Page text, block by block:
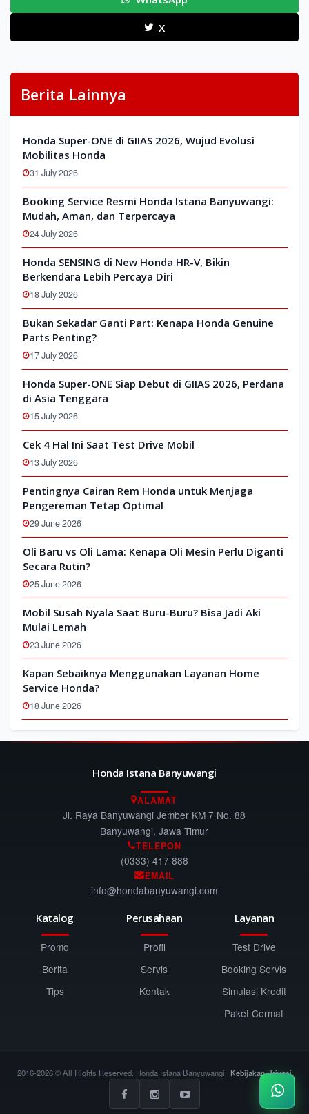
X
Berita Lainnya
Honda Super-ONE di GIIAS 2026, Wujud Evolusi
Mobilitas Honda
31 July 2026
Booking Service Resmi Honda Istana Banyuwangi:
Mudah, Aman, dan Terpercaya
24 July 2026
Honda SENSING di New Honda HR-V, Bikin
Berkendara Lebih Percaya Diri
18 July 2026
Bukan Sekadar Ganti Part: Kenapa Honda Genuine
Parts Penting?
17 July 2026
Honda Super-ONE Siap Debut di GIIAS 2026, Perdana
di Asia Tenggara
15 July 2026
Cek 4 Hal Ini Saat Test Drive Mobil
13 July 2026
Pentingnya Cairan Rem Honda untuk Menjaga
Pengereman Tetap Optimal
29 June 2026
Oli Baru vs Oli Lama: Kenapa Oli Mesin Perlu Diganti
Secara Rutin?
25 June 2026
Mobil Susah Nyala Saat Buru-Buru? Bisa Jadi Aki
Mulai Lemah
23 June 2026
Kapan Sebaiknya Menggunakan Layanan Home
Service Honda?
18 June 2026
Honda Istana Banyuwangi
ALAMAT
Jl. Raya Banyuwangi Jember KM 7 No. 88
Banyuwangi, Jawa Timur
TELEPON
(0333) 417 888
EMAIL
info@hondabanyuwangi.com
Katalog
Promo
Berita
Tips
Perusahaan
Profil
Servis
Kontak
Layanan
Test Drive
Booking Servis
Simulasi Kredit
Paket Cermat
2016-2026 © All Rights Reserved. Honda Istana Banyuwangi Kebijakan Privasi